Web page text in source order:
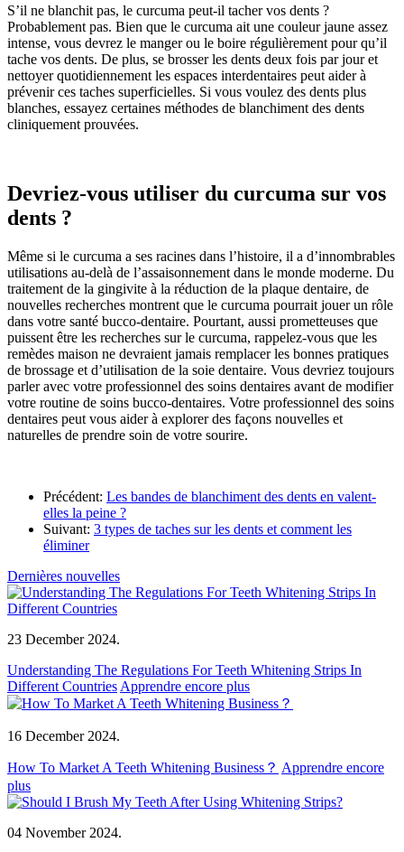
S’il ne blanchit pas, le curcuma peut-il tacher vos dents ?
Probablement pas. Bien que le curcuma ait une couleur jaune assez
intense, vous devrez le manger ou le boire régulièrement pour qu’il
tache vos dents. De plus, se brosser les dents deux fois par jour et
nettoyer quotidiennement les espaces interdentaires peut aider à
prévenir ces taches superficielles. Si vous voulez des dents plus
blanches, essayez certaines méthodes de blanchiment des dents
cliniquement prouvées.
Devriez-vous utiliser du curcuma sur vos
dents ?
Même si le curcuma a ses racines dans l’histoire, il a d’innombrables
utilisations au-delà de l’assaisonnement dans le monde moderne. Du
traitement de la gingivite à la réduction de la plaque dentaire, de
nouvelles recherches montrent que le curcuma pourrait jouer un rôle
dans votre santé bucco-dentaire. Pourtant, aussi prometteuses que
puissent être les recherches sur le curcuma, rappelez-vous que les
remèdes maison ne devraient jamais remplacer les bonnes pratiques
de brossage et d’utilisation de la soie dentaire. Vous devriez toujours
parler avec votre professionnel des soins dentaires avant de modifier
votre routine de soins bucco-dentaires. Votre professionnel des soins
dentaires peut vous aider à explorer des façons nouvelles et
naturelles de prendre soin de votre sourire.
Précédent: Les bandes de blanchiment des dents en valent-
elles la peine ?
Suivant: 3 types de taches sur les dents et comment les
éliminer
Dernières nouvelles
23 December 2024.
Understanding The Regulations For Teeth Whitening Strips In
Different Countries Apprendre encore plus
16 December 2024.
How To Market A Teeth Whitening Business？ Apprendre encore
plus
04 November 2024.